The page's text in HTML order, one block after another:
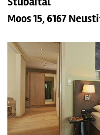
Moos 15, 6167